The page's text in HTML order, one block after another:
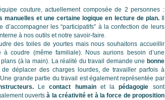
couture, actuellement composée de 2 personnes :
manuelles et une certaine logique en lecture de plan.
les “participatifs” à la confection de leurs
à nos outils et notre savoir-faire.
des toiles de yourtes mais nous souhaitons accueillir
coudre (même familiale). Nous aurions besoin d’une
(à la main). La réalité du travail demande une bonne
déplacer des charges lourdes, de travailler parfois à
grande partie du travail est également représentée par
Lecontact humain et lapédagogie sont
ouvertsà la créativité et à la force de proposition